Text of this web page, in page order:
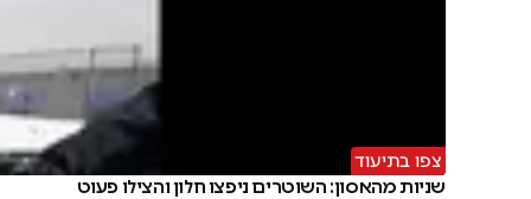
צפו בתיעוד
שניות מהאסון: השוטרים ניפצו חלון והצילו פעוט